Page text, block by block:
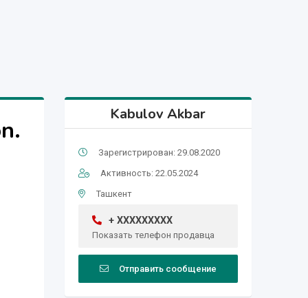
Kabulov Akbar
Зарегистрирован: 29.08.2020
Активность: 22.05.2024
Ташкент
+ XXXXXXXXX
Показать телефон продавца
Отправить сообщение